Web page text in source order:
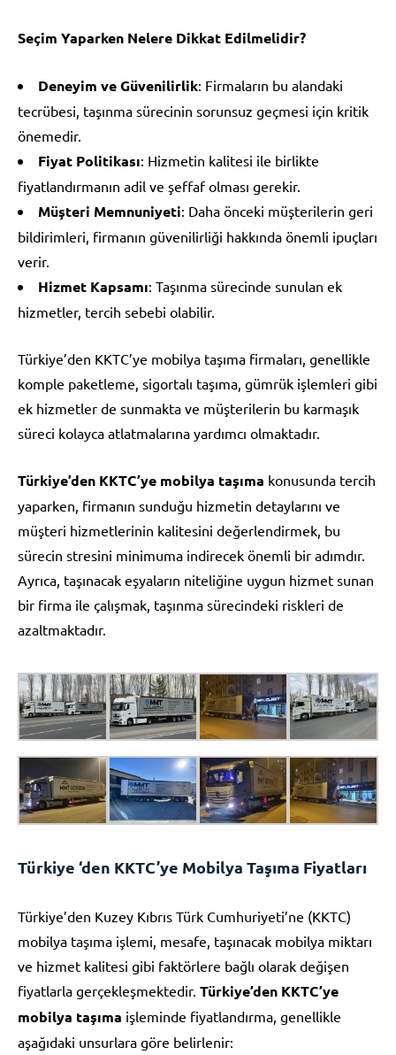
Seçim Yaparken Nelere Dikkat Edilmelidir?
Deneyim ve Güvenilirlik: Firmaların bu alandaki
tecrübesi, taşınma sürecinin sorunsuz geçmesi için kritik
önemedir.
Fiyat Politikası: Hizmetin kalitesi ile birlikte
fiyatlandırmanın adil ve şeffaf olması gerekir.
Müşteri Memnuniyeti: Daha önceki müşterilerin geri
bildirimleri, firmanın güvenilirliği hakkında önemli ipuçları
verir.
Hizmet Kapsamı: Taşınma sürecinde sunulan ek
hizmetler, tercih sebebi olabilir.
Türkiye’den KKTC’ye mobilya taşıma firmaları, genellikle
komple paketleme, sigortalı taşıma, gümrük işlemleri gibi
ek hizmetler de sunmakta ve müşterilerin bu karmaşık
süreci kolayca atlatmalarına yardımcı olmaktadır.
Türkiye’den KKTC’ye mobilya taşıma konusunda tercih
yaparken, firmanın sunduğu hizmetin detaylarını ve
müşteri hizmetlerinin kalitesini değerlendirmek, bu
sürecin stresini minimuma indirecek önemli bir adımdır.
Ayrıca, taşınacak eşyaların niteliğine uygun hizmet sunan
bir firma ile çalışmak, taşınma sürecindeki riskleri de
azaltmaktadır.
Türkiye ‘den KKTC’ye Mobilya Taşıma Fiyatları
Türkiye’den Kuzey Kıbrıs Türk Cumhuriyeti’ne (KKTC)
mobilya taşıma işlemi, mesafe, taşınacak mobilya miktarı
ve hizmet kalitesi gibi faktörlere bağlı olarak değişen
fiyatlarla gerçekleşmektedir. Türkiye’den KKTC’ye
mobilya taşıma işleminde fiyatlandırma, genellikle
aşağıdaki unsurlara göre belirlenir: